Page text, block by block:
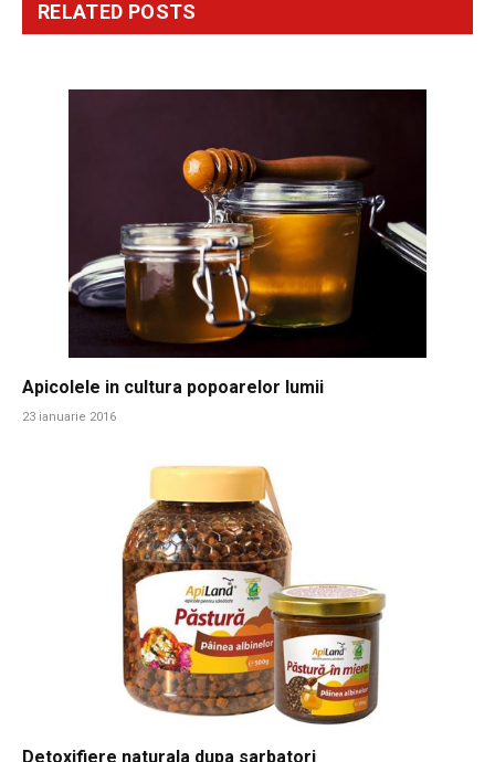
RELATED POSTS
Apicolele in cultura popoarelor lumii
23 ianuarie 2016
Detoxifiere naturala dupa sarbatori